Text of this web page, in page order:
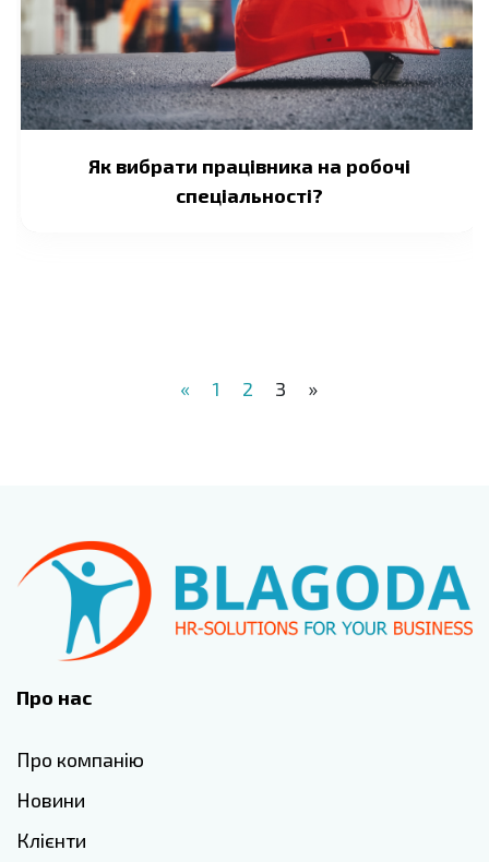
Як вибрати працівника на робочі
спеціальності?
« 1 2 3 »
Про нас
Про компанію
Новини
Клієнти